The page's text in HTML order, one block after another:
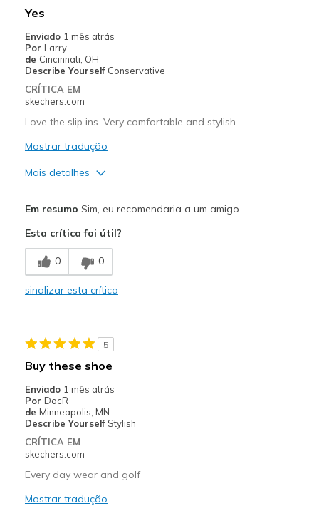
Yes
Enviado 1 mês atrás
Por Larry
de Cincinnati, OH
Describe Yourself Conservative
CRÍTICA EM
skechers.com
Love the slip ins. Very comfortable and stylish.
Mostrar tradução
Mais detalhes
Breathe Well
Comfortable
Melhores utilizações
Width
Sizing
Feels true to size
View On Shoes
Em resumo Sim, eu recomendaria a um amigo
Esta crítica foi útil?
0 0
sinalizar esta crítica
5
Buy these shoe
Enviado 1 mês atrás
Por DocR
de Minneapolis, MN
Describe Yourself Stylish
CRÍTICA EM
skechers.com
Every day wear and golf
Mostrar tradução